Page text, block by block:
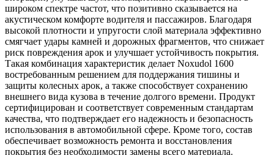
широком спектре частот, что позитивно сказывается на
акустическом комфорте водителя и пассажиров. Благодаря
высокой плотности и упругости слой материала эффективно
смягчает удары камней и дорожных фрагментов, что снижает
риск повреждения арок и улучшает устойчивость покрытия.
Такая комбинация характеристик делает Noxudol 1600
востребованным решением для поддержания тишины и
защиты колесных арок, а также способствует сохранению
внешнего вида кузова в течение долгого времени. Продукт
сертифицирован и соответствует современным стандартам
качества, что подтверждает его надежность и безопасность
использования в автомобильной сфере. Кроме того, состав
обеспечивает возможность ремонта и восстановления
покрытия без необходимости замены всего материала.